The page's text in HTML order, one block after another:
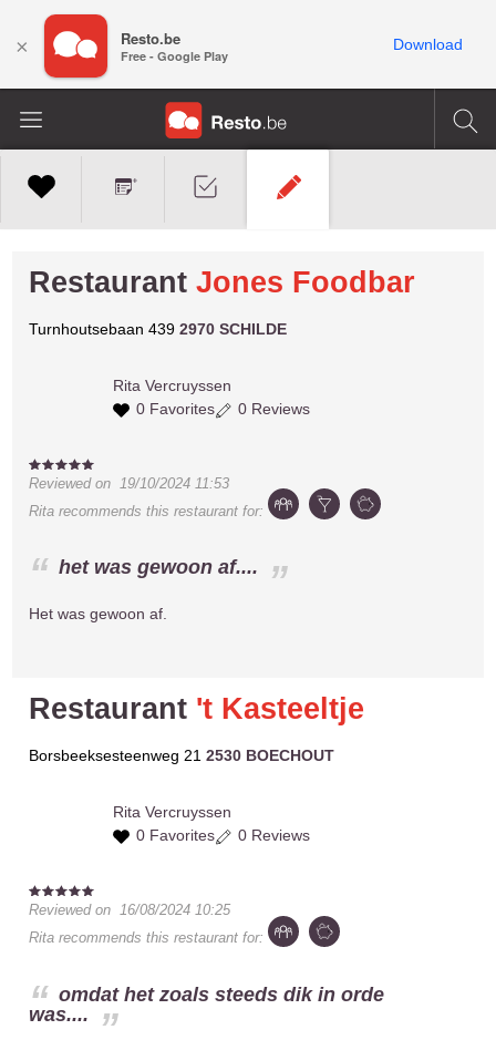
Restaurant Jones Foodbar
Turnhoutsebaan 4392970 SCHILDE
Rita Vercruyssen
0 Favorites
0 Reviews
Reviewed on19/10/2024 11:53
Rita recommends this restaurant for:
het was gewoon af....
Het was gewoon af.
Restaurant 't Kasteeltje
Borsbeeksesteenweg 212530 BOECHOUT
Rita Vercruyssen
0 Favorites
0 Reviews
Reviewed on16/08/2024 10:25
Rita recommends this restaurant for:
omdat het zoals steeds dik in orde
was....
× Resto.be
Free - Google Play
Download